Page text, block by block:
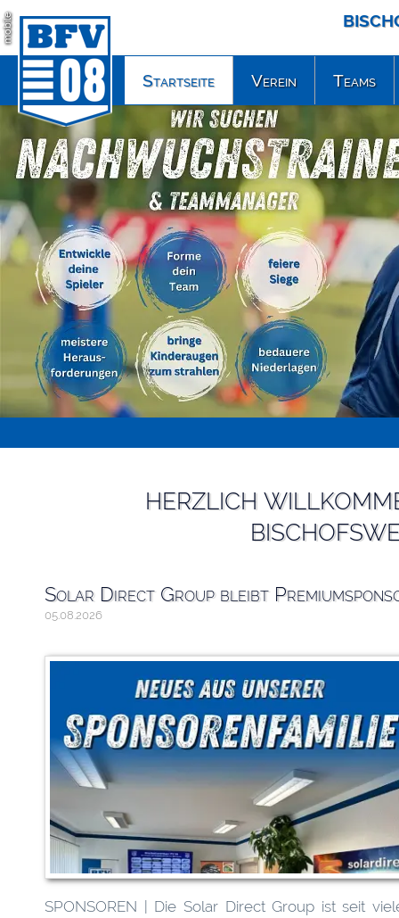
mobile
HERZLICH
Solar Direct Group bleibt
05.08.2026
SPONSOREN | Die Solar Direct Group ist seit
Startseite Verein Teams